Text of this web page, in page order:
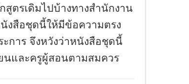
ตรเดิมไปบ้างทางสำนักงาน
งสือชุดนี้ให้มีข้อความตรง
การ จึงหวังว่าหนังสือชุดนี้
นและครูผู้สอนตามสมควร